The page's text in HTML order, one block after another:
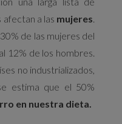
afectan a las mujeres.
de las mujeres del
12% de los hombres.
no industrializados,
estima que el 50%
en nuestra dieta.